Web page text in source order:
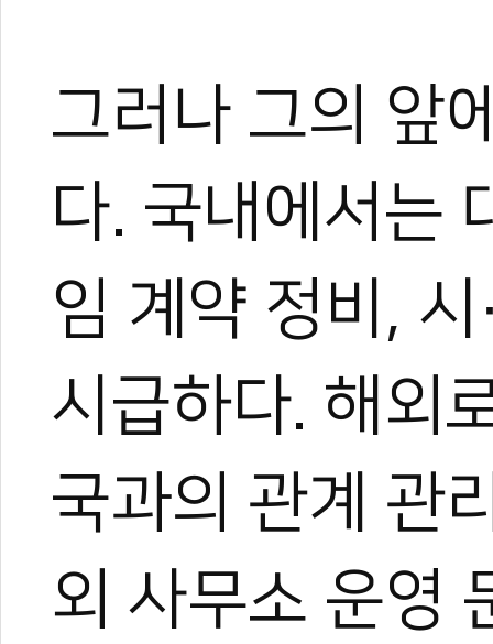
그러나 그의 앞
다. 국내에서는
임 계약 정비,
시급하다. 해외
국과의 관계 관
외 사무소 운영
[전민우의 마음
국기원 태권도
2026 세계태권